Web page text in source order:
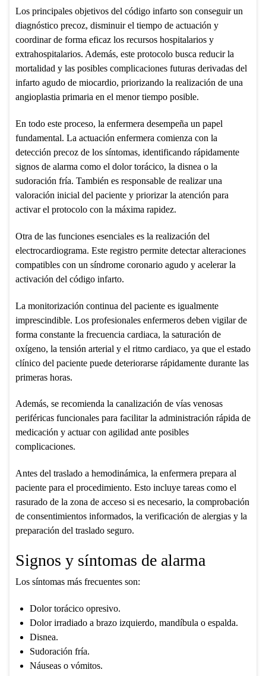
Los principales objetivos del código infarto son conseguir un
diagnóstico precoz, disminuir el tiempo de actuación y
coordinar de forma eficaz los recursos hospitalarios y
extrahospitalarios. Además, este protocolo busca reducir la
mortalidad y las posibles complicaciones futuras derivadas del
infarto agudo de miocardio, priorizando la realización de una
angioplastia primaria en el menor tiempo posible.
En todo este proceso, la enfermera desempeña un papel
fundamental. La actuación enfermera comienza con la
detección precoz de los síntomas, identificando rápidamente
signos de alarma como el dolor torácico, la disnea o la
sudoración fría. También es responsable de realizar una
valoración inicial del paciente y priorizar la atención para
activar el protocolo con la máxima rapidez.
Otra de las funciones esenciales es la realización del
electrocardiograma. Este registro permite detectar alteraciones
compatibles con un síndrome coronario agudo y acelerar la
activación del código infarto.
La monitorización continua del paciente es igualmente
imprescindible. Los profesionales enfermeros deben vigilar de
forma constante la frecuencia cardiaca, la saturación de
oxígeno, la tensión arterial y el ritmo cardiaco, ya que el estado
clínico del paciente puede deteriorarse rápidamente durante las
primeras horas.
Además, se recomienda la canalización de vías venosas
periféricas funcionales para facilitar la administración rápida de
medicación y actuar con agilidad ante posibles
complicaciones.
Antes del traslado a hemodinámica, la enfermera prepara al
paciente para el procedimiento. Esto incluye tareas como el
rasurado de la zona de acceso si es necesario, la comprobación
de consentimientos informados, la verificación de alergias y la
preparación del traslado seguro.
Signos y síntomas de alarma
Los síntomas más frecuentes son:
Dolor torácico opresivo.
Dolor irradiado a brazo izquierdo, mandíbula o espalda.
Disnea.
Sudoración fría.
Náuseas o vómitos.